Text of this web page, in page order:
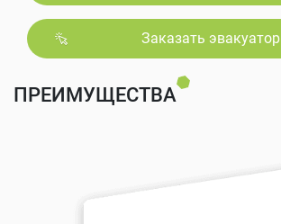
Заказать эвакуатор
ПРЕИМУЩЕСТВА